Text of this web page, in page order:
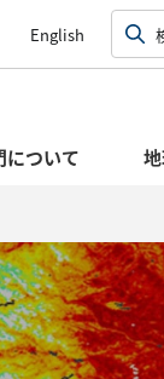
English
について